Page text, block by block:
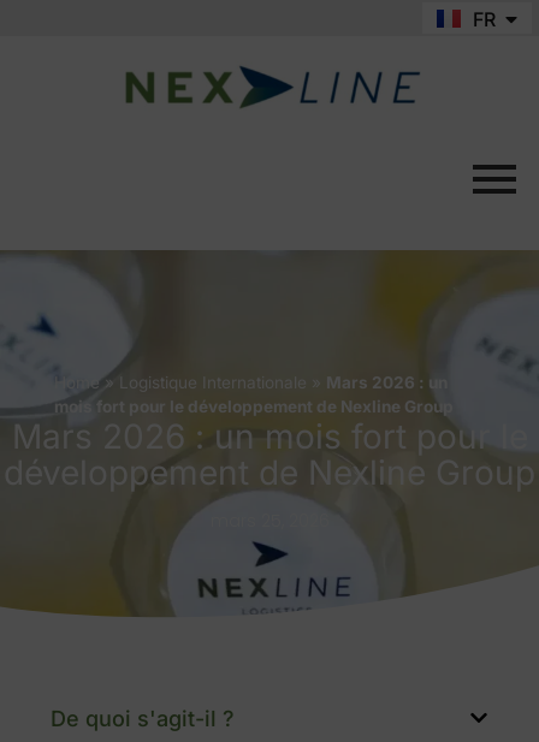
FR
EN
Home» Logistique Internationale
Mars 2026 : un
mois fort pour le développement de Nexline Group
Mars 2026 : un mois fort pour le
développement de Nexline Group
De quoi s'agit-il ?